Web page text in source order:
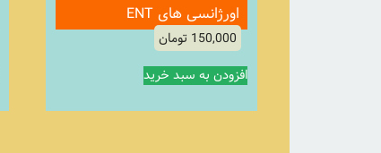
اورژانسی های ENT
150,000 تومان
افزودن به سبد خرید